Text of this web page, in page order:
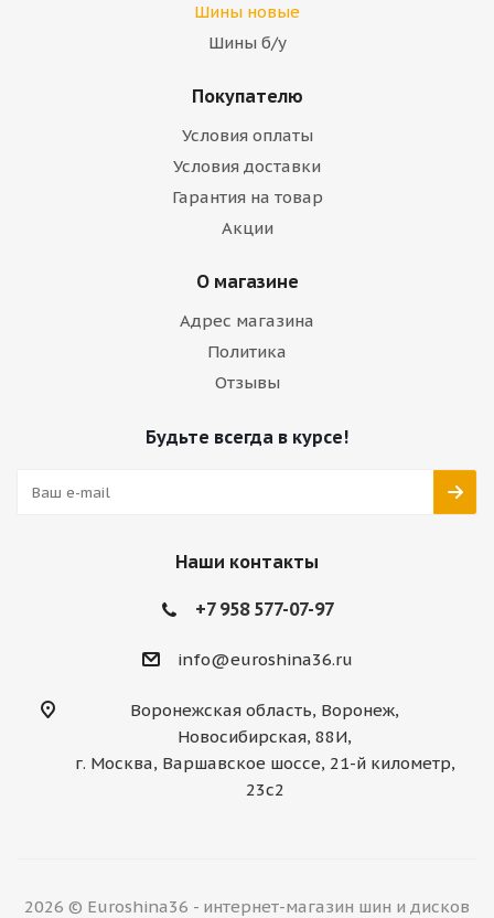
Шины новые
Шины б/у
Покупателю
Условия оплаты
Условия доставки
Гарантия на товар
Акции
О магазине
Адрес магазина
Политика
Отзывы
Будьте всегда в курсе!
Наши контакты
+7 958 577-07-97
info@euroshina36.ru
Воронежская область, Воронеж,
Новосибирская, 88И,
г. Москва, Варшавское шоссе, 21-й километр,
23с2
2026 © Euroshina36 - интернет-магазин шин и дисков